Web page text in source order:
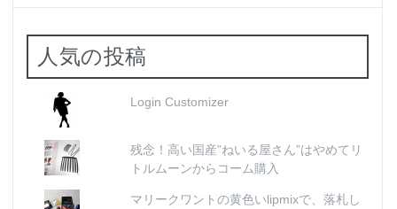
人気の投稿
Login Customizer
残念！高い国産”ねいる屋さん”はやめてリ
トルムーンからコーム購入
マリークワントの黄色いlipmixで、落札し